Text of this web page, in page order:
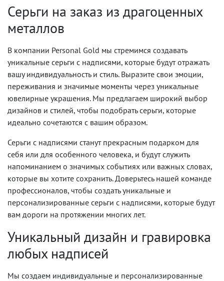
Серьги на заказ из драгоценных
металлов
В компании Personal Gold мы стремимся создавать
уникальные серьги с надписями, которые будут отражать
вашу индивидуальность и стиль. Выразите свои эмоции,
переживания и значимые моменты через уникальные
ювелирные украшения. Мы предлагаем широкий выбор
дизайнов и стилей, чтобы подобрать серьги, которые
идеально сочетаются с вашим образом.
Серьги с надписями станут прекрасным подарком для
себя или для особенного человека, и будут служить
напоминанием о значимых событиях или важных словах,
которые вы хотите сохранить. Доверьтесь нашей команде
профессионалов, чтобы создать уникальные и
персонализированные серьги с надписями, которые будут
вам дороги на протяжении многих лет.
Уникальный дизайн и гравировка
любых надписей
Мы создаем индивидуальные и персонализированные